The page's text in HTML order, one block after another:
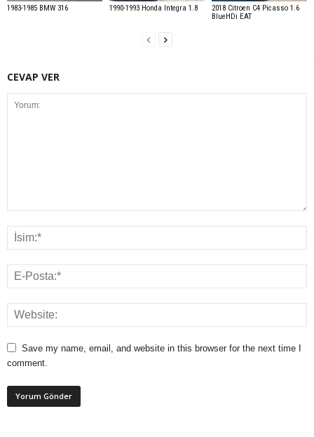
1983-1985 BMW 316 1990-1993 Honda Integra 1.8
2018 Citroen C4 Picasso 1.6
BlueHDi EAT
CEVAP VER
Save my name, email, and website in this browser for the next time I
comment.